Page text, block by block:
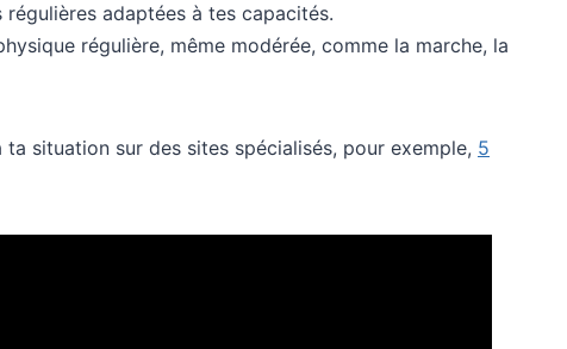
adaptées à tes capacités.
régulière, même modérée, comme la marche, la
situation sur des sites spécialisés, pour exemple, 5